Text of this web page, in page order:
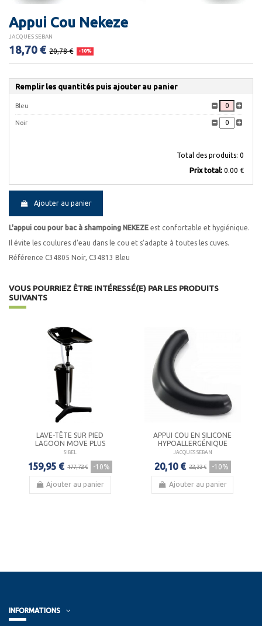
Appui Cou Nekeze
JACQUES SEBAN
18,70 € 20,78 € -10%
Remplir les quantités puis ajouter au panier
Bleu
Noir
Total des produits: 0
Prix ​​total: 0.00 €
Ajouter au panier
L'appui cou pour bac à shampoing NEKEZE est confortable et hygiénique.
Il évite les coulures d'eau dans le cou et s'adapte à toutes les cuves.
Référence C34805 Noir, C34813 Bleu
VOUS POURRIEZ ÊTRE INTÉRESSÉ(E) PAR LES PRODUITS
SUIVANTS
LAVE-TÊTE SUR PIED
LAGOON MOVE PLUS
SIBEL
159,95 € 177,72 € -10%
Ajouter au panier
APPUI COU EN SILICONE
HYPOALLERGÉNIQUE
JACQUES SEBAN
20,10 € 22,33 € -10%
Ajouter au panier
INFORMATIONS